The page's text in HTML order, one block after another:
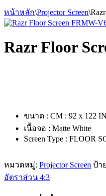
หน้าหลัก\Projector Screen\
Razr Floor
ขนาด : CM : 92 x 122
เนื้อจอ : Matte White
Screen Type : FLOOR
หมวดหมู่: Projector Screen ป้า
อัตราส่วน 4:3